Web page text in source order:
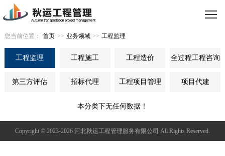
您当前位置： 首页 >> 业务领域 >> 工程监理
工程监理 工程施工 工程造价 全过程工程咨询
第三方评估 招标代理 工程项目管理 项目代建
本分类下无任何数据！
Copyright © 2023-2026 河北秋运工程管理服务有限公司 All Rights Reserved.